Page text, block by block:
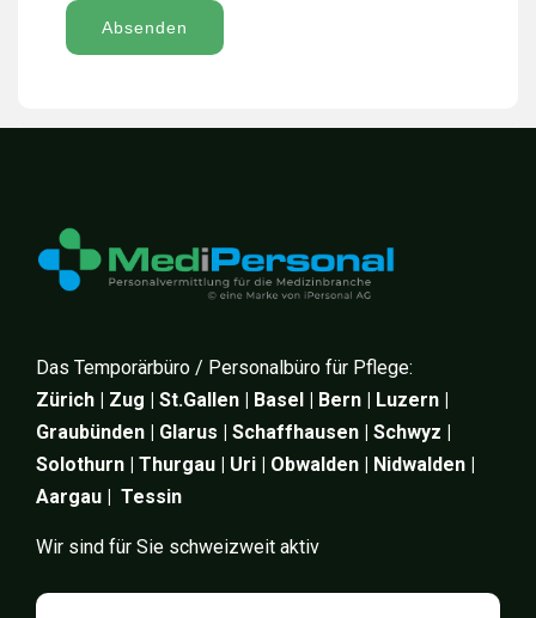
Absenden
Das Temporärbüro / Personalbüro für Pflege:
Zürich | Zug | St.Gallen | Basel | Bern | Luzern |
Graubünden | Glarus | Schaffhausen | Schwyz |
Solothurn | Thurgau | Uri | Obwalden | Nidwalden |
Aargau | Tessin
Wir sind für Sie schweizweit aktiv